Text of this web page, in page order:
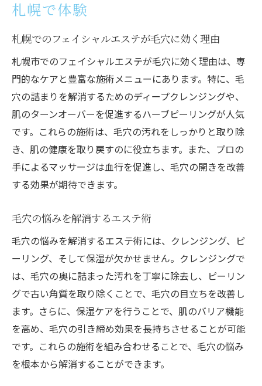
札幌で体験
札幌でのフェイシャルエステが毛穴に効く理由
札幌市でのフェイシャルエステが毛穴に効く理由は、専
門的なケアと豊富な施術メニューにあります。特に、毛
穴の詰まりを解消するためのディープクレンジングや、
肌のターンオーバーを促進するハーブピーリングが人気
です。これらの施術は、毛穴の汚れをしっかりと取り除
き、肌の健康を取り戻すのに役立ちます。また、プロの
手によるマッサージは血行を促進し、毛穴の開きを改善
する効果が期待できます。
毛穴の悩みを解消するエステ術
毛穴の悩みを解消するエステ術には、クレンジング、ピ
ーリング、そして保湿が欠かせません。クレンジングで
は、毛穴の奥に詰まった汚れを丁寧に除去し、ピーリン
グで古い角質を取り除くことで、毛穴の目立ちを改善し
ます。さらに、保湿ケアを行うことで、肌のバリア機能
を高め、毛穴の引き締め効果を長持ちさせることが可能
です。これらの施術を組み合わせることで、毛穴の悩み
を根本から解消することができます。